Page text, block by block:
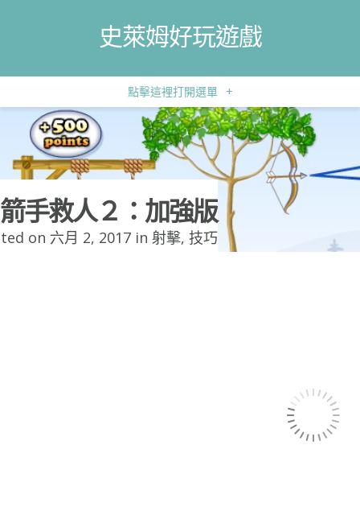
史萊姆好玩遊戲
點擊這裡打開選單 +
手救人２：加強版
on 六月 2, 2017 in 射擊, 技巧